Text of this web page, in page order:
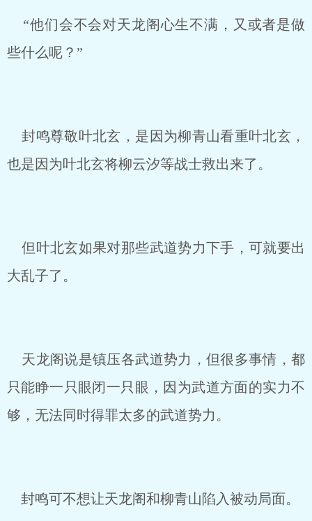
“他们会不会对天龙阁心生不满，又或者是做
些什么呢？”
封鸣尊敬叶北玄，是因为柳青山看重叶北玄，
也是因为叶北玄将柳云汐等战士救出来了。
但叶北玄如果对那些武道势力下手，可就要出
大乱子了。
天龙阁说是镇压各武道势力，但很多事情，都
只能睁一只眼闭一只眼，因为武道方面的实力不
够，无法同时得罪太多的武道势力。
封鸣可不想让天龙阁和柳青山陷入被动局面。